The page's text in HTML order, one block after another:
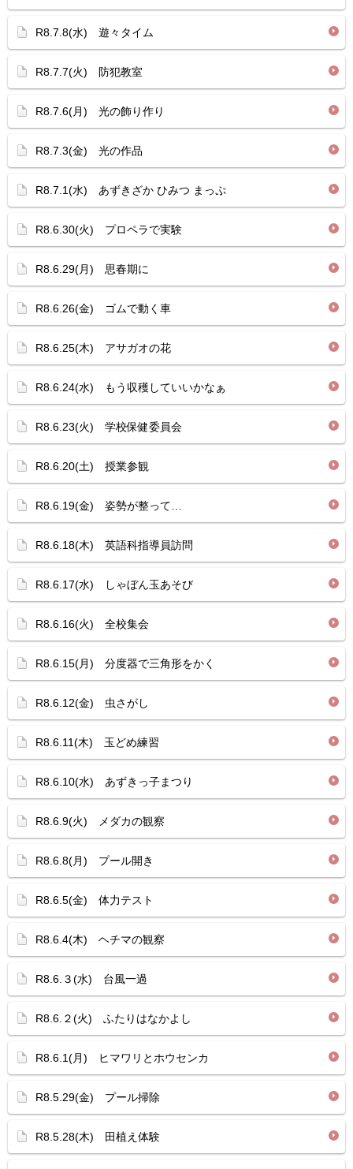
R8.7.8(水) 遊々タイム
R8.7.7(火) 防犯教室
R8.7.6(月) 光の飾り作り
R8.7.3(金) 光の作品
R8.7.1(水) あずきざか ひみつ まっぷ
R8.6.30(火) プロペラで実験
R8.6.29(月) 思春期に
R8.6.26(金) ゴムで動く車
R8.6.25(木) アサガオの花
R8.6.24(水) もう収穫していいかなぁ
R8.6.23(火) 学校保健委員会
R8.6.20(土) 授業参観
R8.6.19(金) 姿勢が整って…
R8.6.18(木) 英語科指導員訪問
R8.6.17(水) しゃぼん玉あそび
R8.6.16(火) 全校集会
R8.6.15(月) 分度器で三角形をかく
R8.6.12(金) 虫さがし
R8.6.11(木) 玉どめ練習
R8.6.10(水) あずきっ子まつり
R8.6.9(火) メダカの観察
R8.6.8(月) プール開き
R8.6.5(金) 体力テスト
R8.6.4(木) ヘチマの観察
R8.6.３(水) 台風一過
R8.6.２(火) ふたりはなかよし
R8.6.1(月) ヒマワリとホウセンカ
R8.5.29(金) プール掃除
R8.5.28(木) 田植え体験